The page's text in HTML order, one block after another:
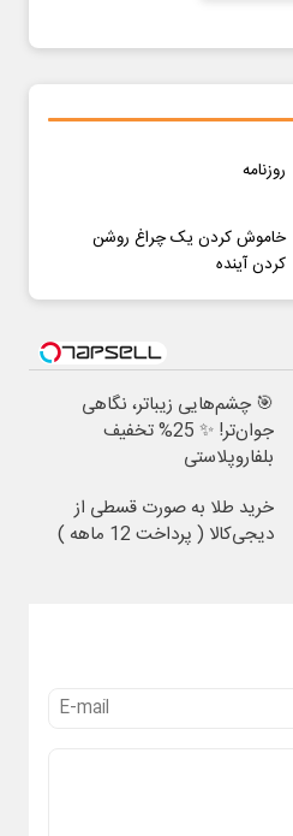
روزنامه
خاموش کردن یک چراغ روشن
کردن آینده
🎯 چشم‌هایی زیباتر، نگاهی
جوان‌تر! ✨ 25% تخفیف
بلفاروپلاستی
خرید طلا به صورت قسطی از
دیجی‌کالا ( پرداخت 12 ماهه )